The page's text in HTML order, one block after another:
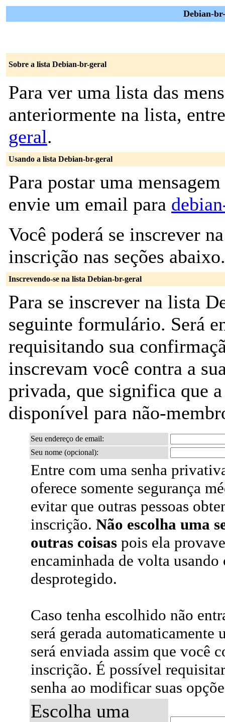
Debian-
Sobre a lista Debian-br-geral
Para ver uma lista das
anteriormente na lista,
geral.
Usando a lista Debian-br-geral
Para postar uma
envie um email para
Você poderá se inscrever
inscrição nas seções abaixo.
Inscrevendo-se na lista Debian-br-geral
Para se inscrever na lista
seguinte formulário. Será
requisitando sua
inscrevam você contra a
privada, que significa que
disponível para não-
Seu endereço de email:
Seu nome (opcional):
Entre com uma senha
oferece somente segurança
evitar que outras pessoas
inscrição. Não escolha uma
outras coisas pois ela
encaminhada de volta
desprotegido.
Caso tenha escolhido não
será gerada automaticamente
será enviada assim que você
inscrição. É possível
senha ao modificar suas
Escolha uma